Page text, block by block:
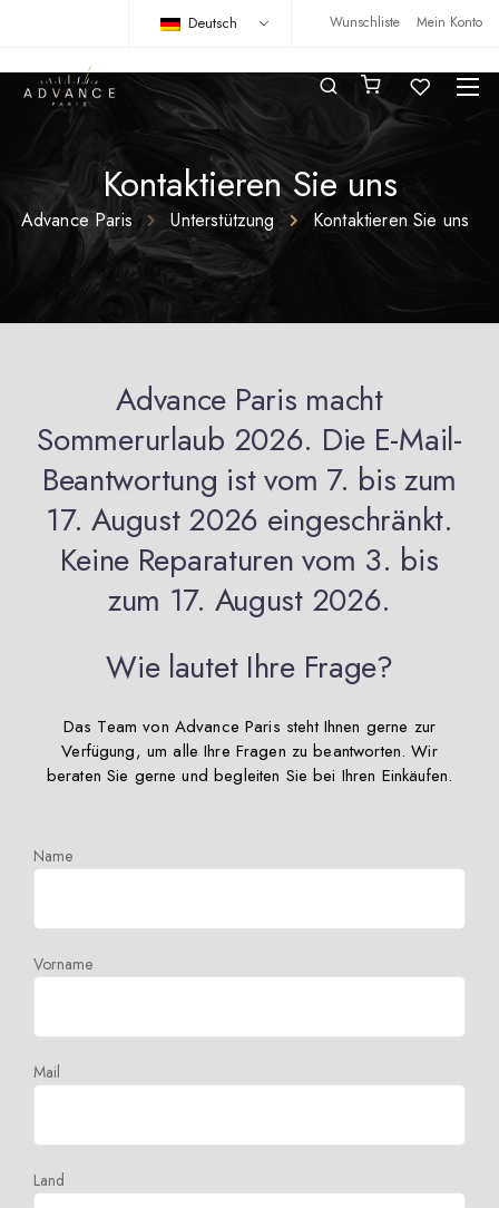
Wunschliste Mein Konto
Deutsch
Kontaktieren Sie uns
Advance Paris Unterstützung Kontaktieren Sie uns
Advance Paris macht
Sommerurlaub 2026. Die E-Mail-
Beantwortung ist vom 7. bis zum
17. August 2026 eingeschränkt.
Keine Reparaturen vom 3. bis
zum 17. August 2026.
Wie lautet Ihre Frage?
Das Team von Advance Paris steht Ihnen gerne zur
Verfügung, um alle Ihre Fragen zu beantworten. Wir
beraten Sie gerne und begleiten Sie bei Ihren Einkäufen.
Name
Vorname
Mail
Land